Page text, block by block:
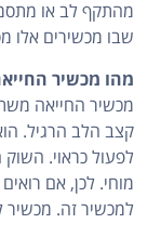
מהתקף לב או
שבו מכשירים אלו
מהו מכשיר
מכשיר החייאה
קצב הלב הרגיל.
לפעול כראוי.
מוחי. לכן, אם
למכשיר זה. מכשיר